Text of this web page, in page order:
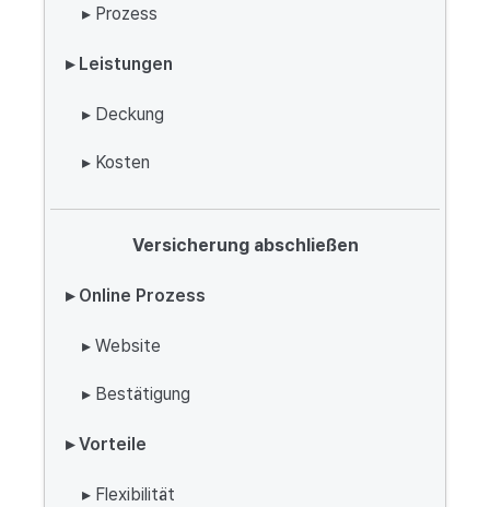
▸ Prozess
▸ Leistungen
▸ Deckung
▸ Kosten
Versicherung abschließen
▸ Online Prozess
▸ Website
▸ Bestätigung
▸ Vorteile
▸ Flexibilität